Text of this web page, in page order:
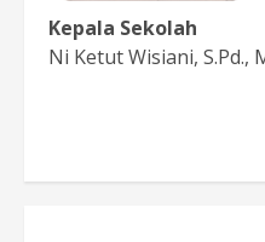
Kepala Sekolah
Ni Ketut Wisiani, S.Pd.,